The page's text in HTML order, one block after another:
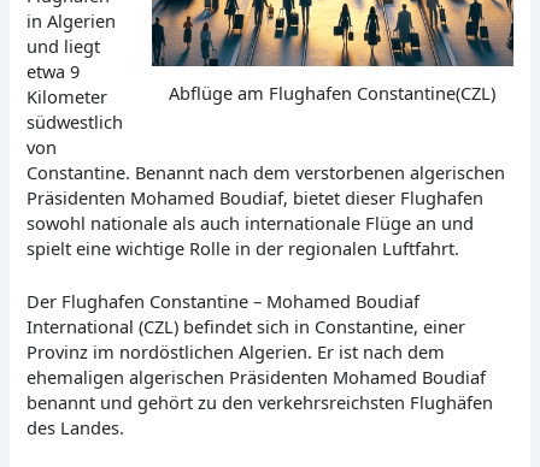
Abflüge am Flughafen Constantine(CZL)
in Algerien
und liegt
etwa 9
Kilometer
südwestlich
von
Constantine. Benannt nach dem verstorbenen algerischen
Präsidenten Mohamed Boudiaf, bietet dieser Flughafen
sowohl nationale als auch internationale Flüge an und
spielt eine wichtige Rolle in der regionalen Luftfahrt.
Der Flughafen Constantine – Mohamed Boudiaf
International (CZL) befindet sich in Constantine, einer
Provinz im nordöstlichen Algerien. Er ist nach dem
ehemaligen algerischen Präsidenten Mohamed Boudiaf
benannt und gehört zu den verkehrsreichsten Flughäfen
des Landes.